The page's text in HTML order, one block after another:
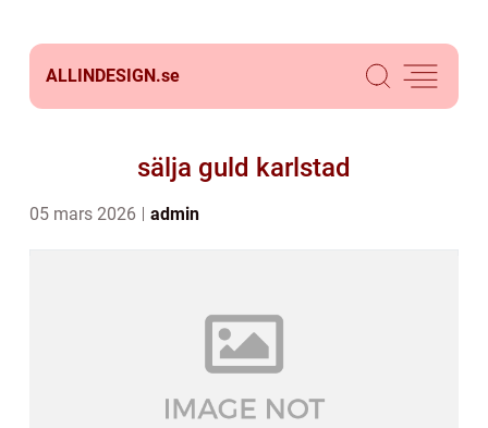
ALLINDESIGN.se
sälja guld karlstad
05 mars 2026 admin